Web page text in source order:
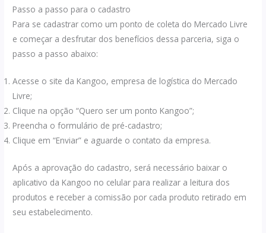
Passo a passo para o cadastro
Para se cadastrar como um ponto de coleta do Mercado Livre
e começar a desfrutar dos benefícios dessa parceria, siga o
passo a passo abaixo:
Acesse o site da Kangoo, empresa de logística do Mercado
Livre;
Clique na opção “Quero ser um ponto Kangoo”;
Preencha o formulário de pré-cadastro;
Clique em “Enviar” e aguarde o contato da empresa.
Após a aprovação do cadastro, será necessário baixar o
aplicativo da Kangoo no celular para realizar a leitura dos
produtos e receber a comissão por cada produto retirado em
seu estabelecimento.